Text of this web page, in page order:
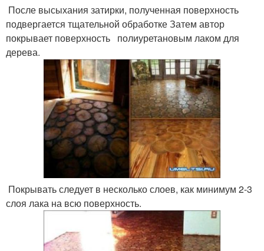
После высыхания затирки, полученная поверхность
подвергается тщательной обработке Затем автор
покрывает поверхность полиуретановым лаком для
дерева.
Покрывать следует в несколько слоев, как минимум 2-3
слоя лака на всю поверхность.